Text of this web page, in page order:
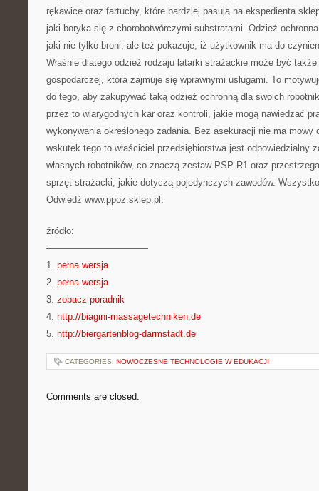
rękawice oraz fartuchy, które bardziej pasują na ekspedienta
jaki boryka się z chorobotwórczymi substratami. Odzież
jaki nie tylko broni, ale też pokazuje, iż użytkownik ma do
Właśnie dlatego odzież rodzaju latarki strażackie może być
gospodarczej, która zajmuje się wprawnymi usługami. To
do tego, aby zakupywać taką odzież ochronną dla swoich
przez to wiarygodnych kar oraz kontroli, jakie mogą nawiedzać
wykonywania określonego zadania. Bez asekuracji nie ma mowy
wskutek tego to właściciel przedsiębiorstwa jest odpowiedzialny
własnych robotników, co znaczą zestaw PSP R1 oraz
sprzęt strażacki, jakie dotyczą pojedynczych zawodów.
Odwiedź www.ppoz.sklep.pl.
źródło:
———————————
1. pełna wersja
2. pełna wersja
3. zobacz poradnik
4. http://biagini-massagetechniken.de
5. http://biergartenblog-darmstadt.de
CATEGORIES: NOWOCZESNE TECHNOLOGIE W EDUKACJI
Comments are closed.